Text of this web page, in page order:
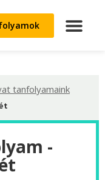
tanfolyamaink
-